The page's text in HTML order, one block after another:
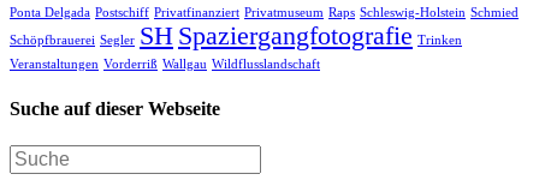
Ponta Delgada Postschiff Privatfinanziert Privatmuseum Raps Schleswig-Holstein Schmied
Schöpfbrauerei Segler SH Spaziergangfotografie Trinken
Veranstaltungen Vorderriß Wallgau Wildflusslandschaft
Suche auf dieser Webseite